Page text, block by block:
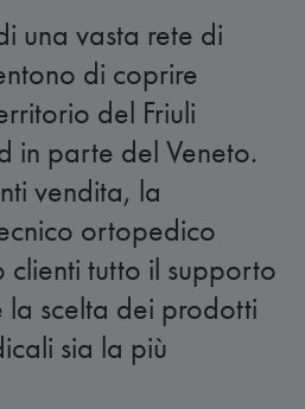
una vasta rete di
di coprire
del Friuli
in parte del Veneto.
vendita, la
ortopedico
clienti tutto il supporto
la scelta dei prodotti
sia la più